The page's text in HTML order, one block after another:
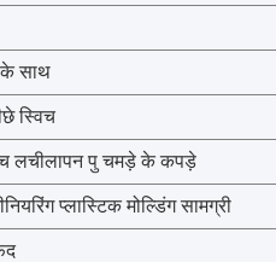
के साथ
स्विच
लचीलापन पु चमड़े के कपड़े
प्लास्टिक मोल्डिंग सामग्री